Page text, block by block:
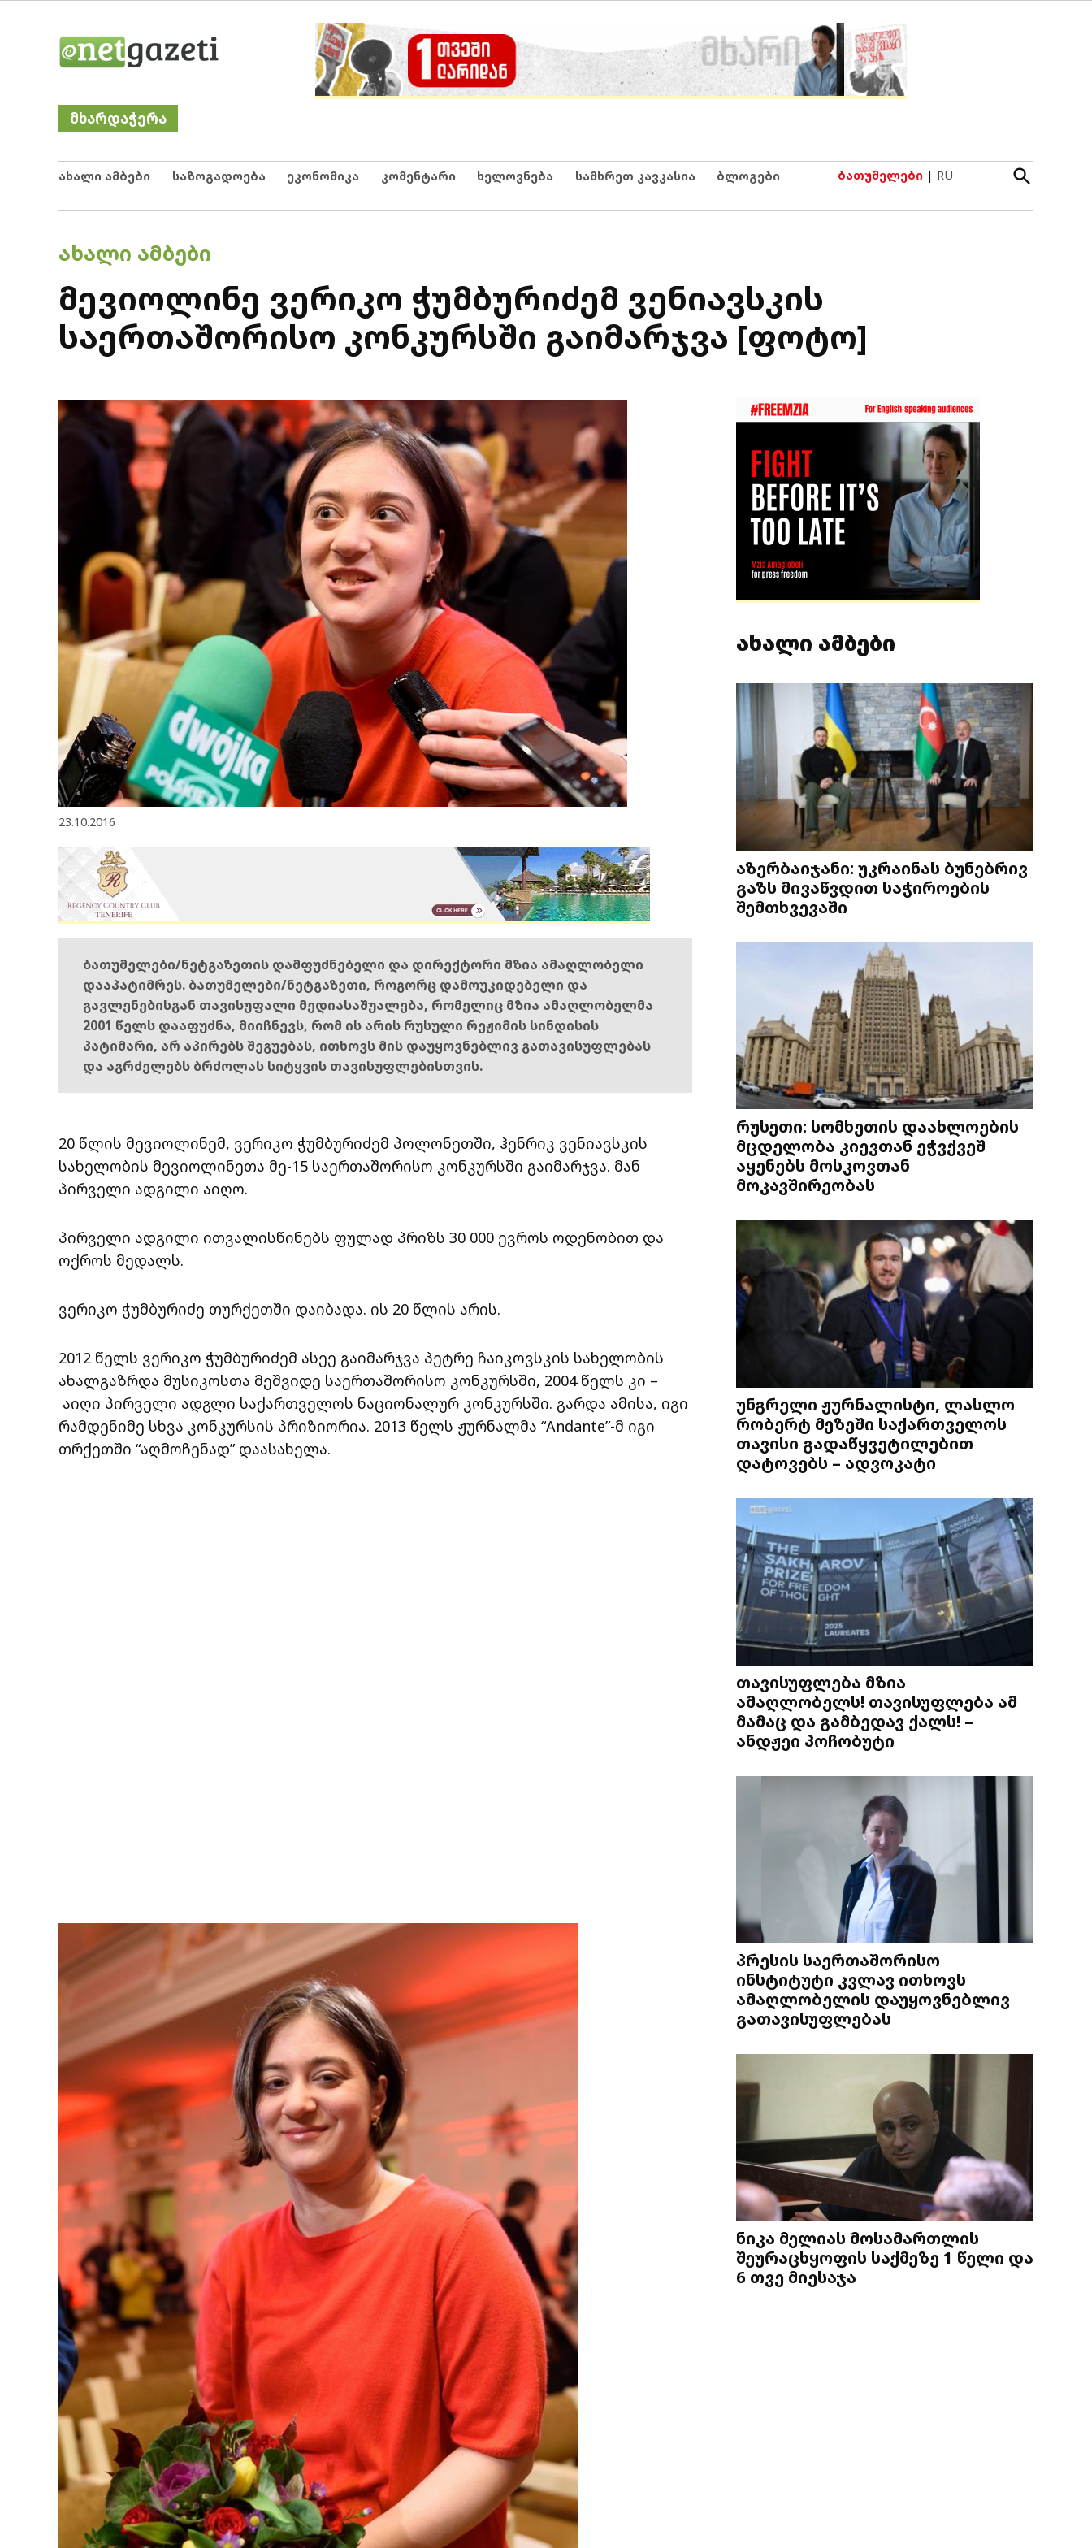
Netgazeti
მხარდაჭერა
ახალი ამბები საზოგადოება ეკონომიკა კომენტარი ხელოვნება სამხრეთ კავკასია ბლოგები ბათუმელები | RU
Open
Search
POSTED
ᲐᲮᲐᲚᲘ ᲐᲛᲑᲔᲑᲘ
მევიოლინე ვერიკო ჭუმბურიძემ ვენიავსკის
საერთაშორისო კონკურსში გაიმარჯვა [ფოტო]
23.10.2016
ბათუმელები/ნეტგაზეთის დამფუძნებელი და დირექტორი მზია ამაღლობელი
დააპატიმრეს. ბათუმელები/ნეტგაზეთი, როგორც დამოუკიდებელი და
გავლენებისგან თავისუფალი მედიასაშუალება, რომელიც მზია ამაღლობელმა
2001 წელს დააფუძნა, მიიჩნევს, რომ ის არის რუსული რეჟიმის სინდისის
პატიმარი, არ აპირებს შეგუებას, ითხოვს მის დაუყოვნებლივ გათავისუფლებას
და აგრძელებს ბრძოლას სიტყვის თავისუფლებისთვის.
20 წლის მევიოლინემ, ვერიკო ჭუმბურიძემ პოლონეთში, ჰენრიკ ვენიავსკის
სახელობის მევიოლინეთა მე-15 საერთაშორისო კონკურსში გაიმარჯვა. მან
პირველი ადგილი აიღო.
პირველი ადგილი ითვალისწინებს ფულად პრიზს 30 000 ევროს ოდენობით და
ოქროს მედალს.
ვერიკო ჭუმბურიძე თურქეთში დაიბადა. ის 20 წლის არის.
2012 წელს ვერიკო ჭუმბურიძემ ასეე გაიმარჯვა პეტრე ჩაიკოვსკის სახელობის
ახალგაზრდა მუსიკოსთა მეშვიდე საერთაშორისო კონკურსში, 2004 წელს კი –
აიღი პირველი ადგლი საქართველოს ნაციონალურ კონკურსში. გარდა ამისა, იგი
რამდენიმე სხვა კონკურსის პრიზიორია. 2013 წელს ჟურნალმა “Andante”-მ იგი
თრქეთში “აღმოჩენად” დაასახელა.
ახალი ამბები
აზერბაიჯანი: უკრაინას ბუნებრივ
გაზს მივაწვდით საჭიროების
შემთხვევაში
რუსეთი: სომხეთის დაახლოების
მცდელობა კიევთან ეჭვქვეშ
აყენებს მოსკოვთან
მოკავშირეობას
უნგრელი ჟურნალისტი, ლასლო
რობერტ მეზეში საქართველოს
თავისი გადაწყვეტილებით
დატოვებს – ადვოკატი
თავისუფლება მზია
ამაღლობელს! თავისუფლება ამ
მამაც და გამბედავ ქალს! –
ანდჟეი პოჩობუტი
პრესის საერთაშორისო
ინსტიტუტი კვლავ ითხოვს
ამაღლობელის დაუყოვნებლივ
გათავისუფლებას
ნიკა მელიას მოსამართლის
შეურაცხყოფის საქმეზე 1 წელი და
6 თვე მიესაჯა